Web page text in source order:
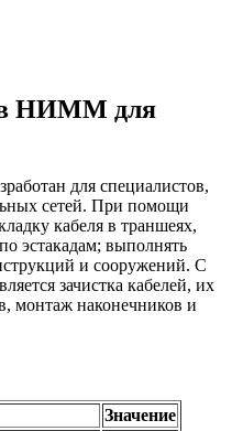
НИММ для
для специалистов,
сетей. При помощи
кабеля в траншеях,
эстакадам; выполнять
и сооружений. С
зачистка кабелей, их
монтаж наконечников и
Значение